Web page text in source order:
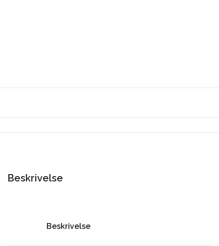
Beskrivelse
Beskrivelse